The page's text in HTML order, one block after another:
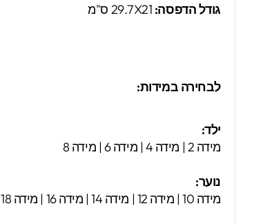
גודל הדפסה:
לבחירה במידות:
ילד:
מידה 2 | מידה 4 | מידה 6 | מידה 8
נוער:
מידה 10 | מידה 12 | מידה 14 | מידה 16 | מידה 18